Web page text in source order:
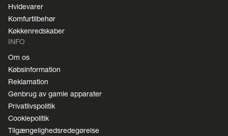
Hvidevarer
Komfurtilbehør
Køkkenredskaber
INFO
Om os
Købsinformation
Reklamation
Genbrug av gamle apparater
Privatlivspolitik
Cookiepolitik
Tilgængelighedsredegørelse